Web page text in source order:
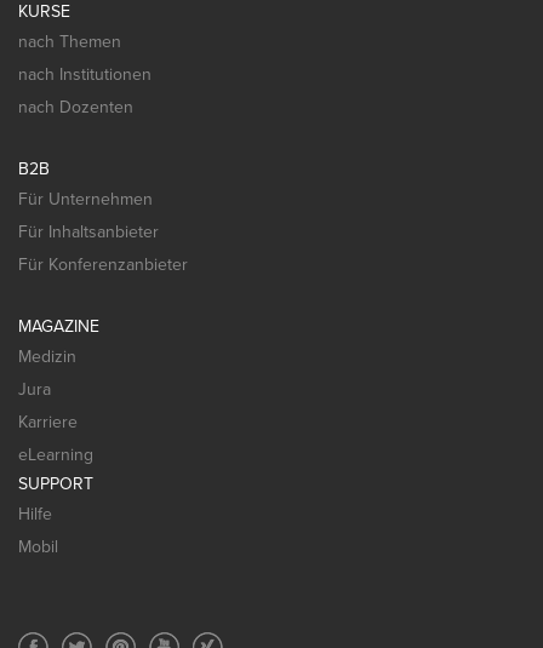
KURSE
nach Themen
nach Institutionen
nach Dozenten
B2B
Für Unternehmen
Für Inhaltsanbieter
Für Konferenzanbieter
MAGAZINE
Medizin
Jura
Karriere
eLearning
SUPPORT
Hilfe
Mobil